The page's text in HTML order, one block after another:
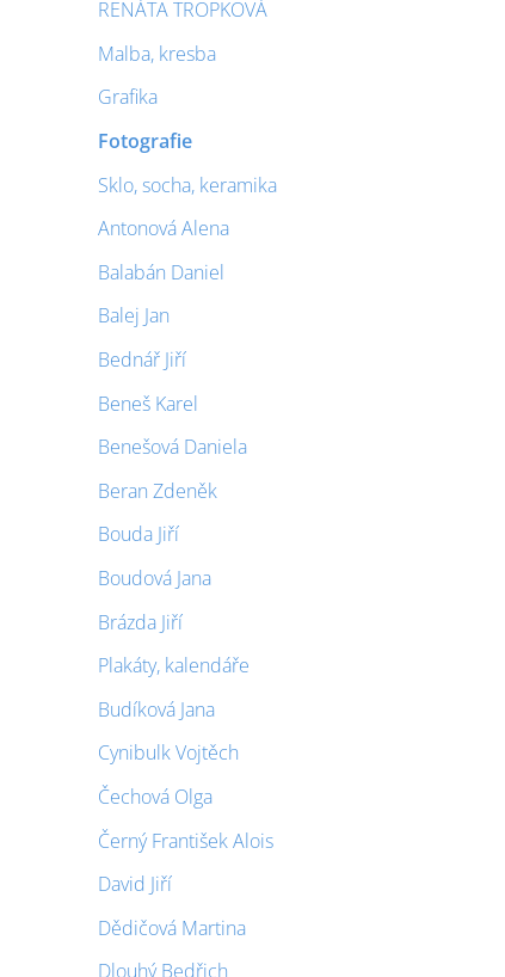
RENÁTA TROPKOVÁ
Malba, kresba
Grafika
Fotografie
Sklo, socha, keramika
Antonová Alena
Balabán Daniel
Balej Jan
Bednář Jiří
Beneš Karel
Benešová Daniela
Beran Zdeněk
Bouda Jiří
Boudová Jana
Brázda Jiří
Plakáty, kalendáře
Budíková Jana
Cynibulk Vojtěch
Čechová Olga
Černý František Alois
David Jiří
Dědičová Martina
Dlouhý Bedřich